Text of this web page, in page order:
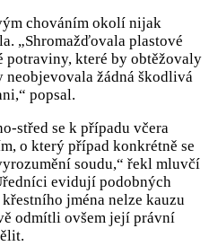
chováním okolí nijak
„Shromažďovala plastové
potraviny, které by obtěžovaly
neobjevovala žádná škodlivá
popsal.
střed se k případu včera
o který případ konkrétně se
soudu,“ řekl mluvčí
evidují podobných
jména nelze kauzu
odmítli ovšem její právní